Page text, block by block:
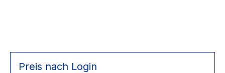
Preis nach Login